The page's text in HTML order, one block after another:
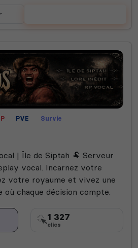
PVE Survie
| Île de Siptah 🐏 Serveur
vocal. Incarnez votre
votre royaume et vivez une
chaque décision compte.
1 327
clics